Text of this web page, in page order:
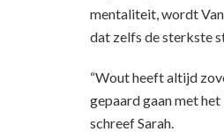
mentaliteit, wordt Van
dat zelfs de sterkste
“Wout heeft altijd
gepaard gaan met
schreef Sarah.